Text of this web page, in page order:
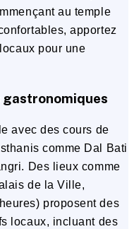
au temple
apportez
pour une
avec des cours de
comme Dal Bati
Des lieux comme
de la Ville,
proposent des
locaux, incluant des